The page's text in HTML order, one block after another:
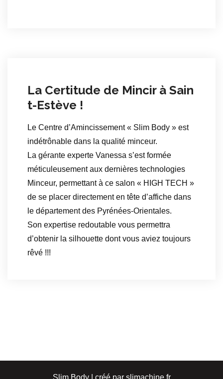
La Certitude de Mincir à Sain
t-Estève !
Le Centre d’Amincissement « Slim Body » est
indétrônable dans la qualité minceur.
La gérante experte Vanessa s’est formée
méticuleusement aux dernières technologies
Minceur, permettant à ce salon « HIGH TECH »
de se placer directement en tête d’affiche dans
le département des Pyrénées-Orientales.
Son expertise redoutable vous permettra
d’obtenir la silhouette dont vous aviez toujours
rêvé !!!